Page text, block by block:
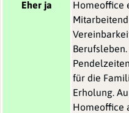
Eher ja
Homeoffice
für die
Erholung.
Homeoffice